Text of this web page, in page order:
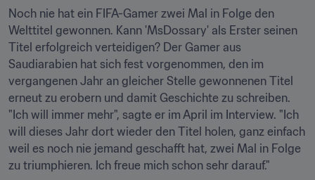
Noch nie hat ein FIFA-Gamer zwei Mal in Folge den
Welttitel gewonnen. Kann 'MsDossary' als Erster seinen
Titel erfolgreich verteidigen? Der Gamer aus
Saudiarabien hat sich fest vorgenommen, den im
vergangenen Jahr an gleicher Stelle gewonnenen Titel
erneut zu erobern und damit Geschichte zu schreiben.
"Ich will immer mehr", sagte er im April im Interview. "Ich
will dieses Jahr dort wieder den Titel holen, ganz einfach
weil es noch nie jemand geschafft hat, zwei Mal in Folge
zu triumphieren. Ich freue mich schon sehr darauf."